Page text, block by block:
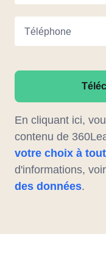
Téléphone
En cliquant ici,
contenu de
votre choix à
d'informations,
des données.